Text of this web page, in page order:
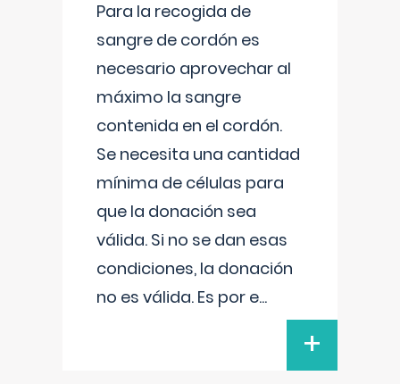
Para la recogida de
sangre de cordón es
necesario aprovechar al
máximo la sangre
contenida en el cordón.
Se necesita una cantidad
mínima de células para
que la donación sea
válida. Si no se dan esas
condiciones, la donación
no es válida. Es por e...
+